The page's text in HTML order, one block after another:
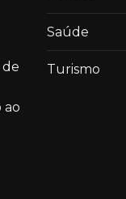
ao
Saúde
Turismo